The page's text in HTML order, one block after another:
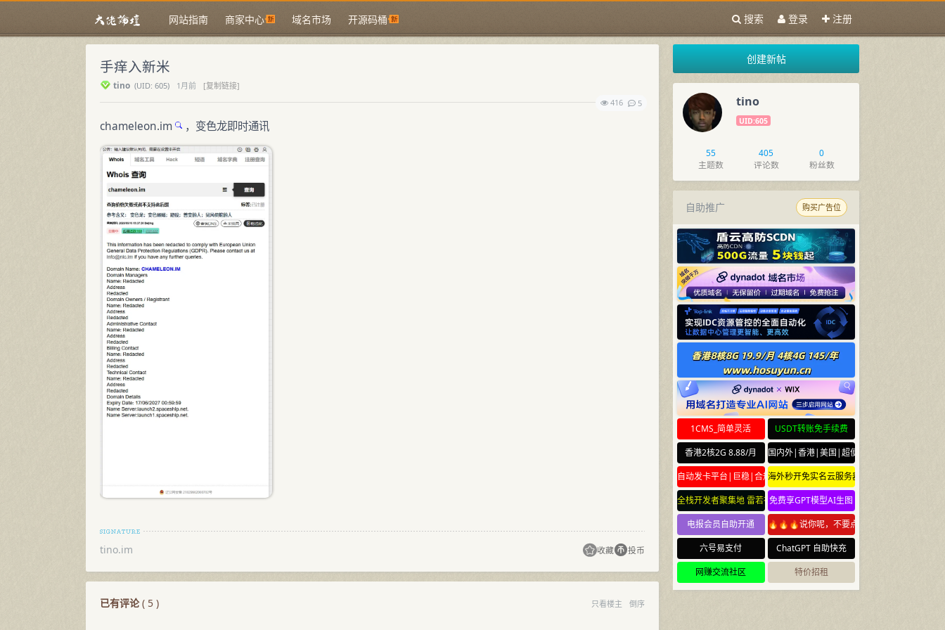
网站指南 商家中心 域名市场 开源码桶 搜索 登录 注册
手痒入新米
tino (UID: 605) 1月前
[复制链接]
416
5
chameleon.im ，变色龙即时通讯
tino.im 收藏 投币
已有评论( 5 ) 只看楼主 倒序
创建新帖
tino
UID:605
55
主题数
405
评论数
0
粉丝数
自助推广 购买广告位
1CMS_简单灵活
USDT转账免手续费
香港2核2G 8.88/月
国内外|香港|美国|超便宜云服务器
自动发卡平台|巨稳|合规海外秒开免实名云服务器
全栈开发者聚集地 雷若社区 leiruo.com
免费享GPT模型AI生图
电报会员自助开通
🔥🔥🔥说你呢，不要点🔥🔥🔥
六号易支付
ChatGPT 自助快充
网赚交流社区
特价招租